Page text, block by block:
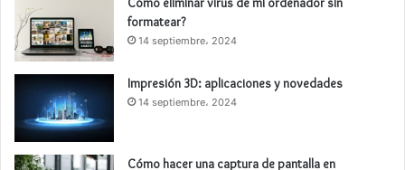
formatear?
14 septiembre، 2024
Impresión 3D: aplicaciones y novedades
14 septiembre، 2024
Cómo hacer una captura de pantalla en